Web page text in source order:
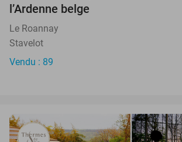
l’Ardenne belge
Le Roannay
Stavelot
Vendu : 89